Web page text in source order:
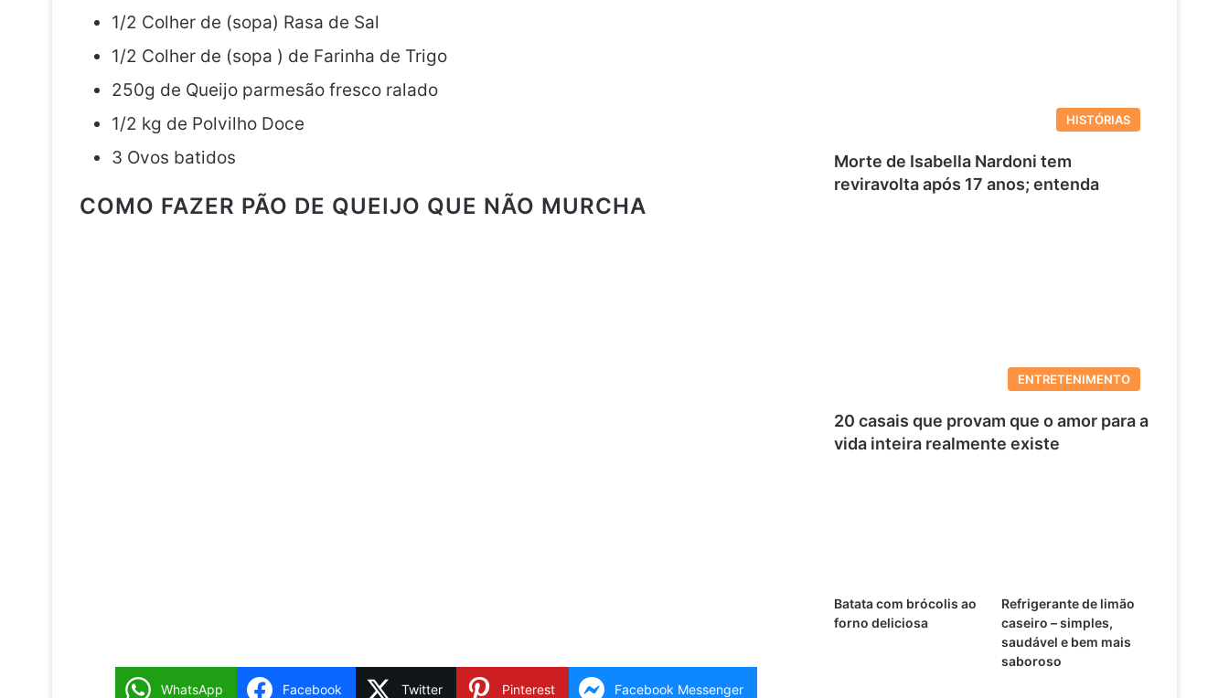
1/2 Colher de (sopa) Rasa de Sal
1/2 Colher de (sopa ) de Farinha de Trigo
250g de Queijo parmesão fresco ralado
1/2 kg de Polvilho Doce
3 Ovos batidos
COMO FAZER PÃO DE QUEIJO QUE NÃO MURCHA
WhatsApp Facebook Twitter Pinterest Facebook Messenger
HISTÓRIAS
Morte de Isabella Nardoni tem
reviravolta após 17 anos; entenda
ENTRETENIMENTO
20 casais que provam que o amor para a
vida inteira realmente existe
Batata com brócolis ao
forno deliciosa
Refrigerante de limão
caseiro – simples,
saudável e bem mais
saboroso